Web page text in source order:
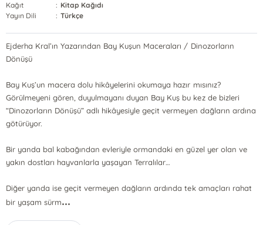
Kağıt
: Kitap Kağıdı
Yayın Dili
: Türkçe
Ejderha Kral’ın Yazarından Bay Kuşun Maceraları / Dinozorların
Dönüşü
Bay Kuş’un macera dolu hikâyelerini okumaya hazır mısınız?
Görülmeyeni gören, duyulmayanı duyan Bay Kuş bu kez de bizleri
“Dinozorların Dönüşü” adlı hikâyesiyle geçit vermeyen dağların ardına
götürüyor.
Bir yanda bal kabağından evleriyle ormandaki en güzel yer olan ve
yakın dostları hayvanlarla yaşayan Terralılar…
Diğer yanda ise geçit vermeyen dağların ardında tek amaçları rahat
bir yaşam sürm...